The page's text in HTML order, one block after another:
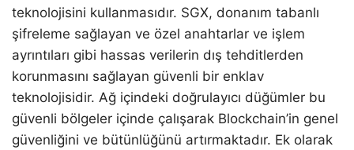
teknolojisini kullanmasıdır. SGX, donanım tabanlı
şifreleme sağlayan ve özel anahtarlar ve işlem
ayrıntıları gibi hassas verilerin dış tehditlerden
korunmasını sağlayan güvenli bir enklav
teknolojisidir. Ağ içindeki doğrulayıcı düğümler bu
güvenli bölgeler içinde çalışarak Blockchain’in genel
güvenliğini ve bütünlüğünü artırmaktadır. Ek olarak